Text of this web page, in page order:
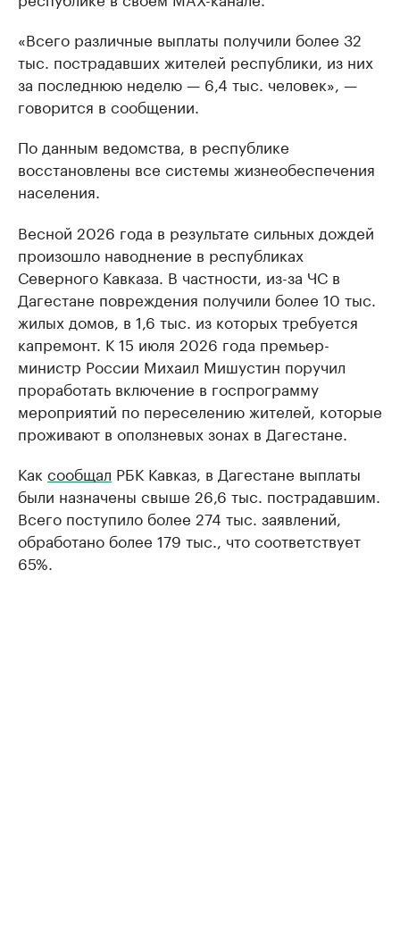
«Всего различные выплаты получили более 32
тыс. пострадавших жителей республики, из них
за последнюю неделю — 6,4 тыс. человек», —
говорится в сообщении.
По данным ведомства, в республике
восстановлены все системы жизнеобеспечения
населения.
Весной 2026 года в результате сильных дождей
произошло наводнение в республиках
Северного Кавказа. В частности, из-за ЧС в
Дагестане повреждения получили более 10 тыс.
жилых домов, в 1,6 тыс. из которых требуется
капремонт. К 15 июля 2026 года премьер-
министр России Михаил Мишустин поручил
проработать включение в госпрограмму
мероприятий по переселению жителей, которые
проживают в оползневых зонах в Дагестане.
Как сообщал РБК Кавказ, в Дагестане выплаты
были назначены свыше 26,6 тыс. пострадавшим.
Всего поступило более 274 тыс. заявлений,
обработано более 179 тыс., что соответствует
65%.